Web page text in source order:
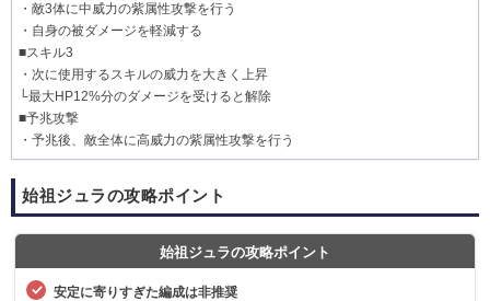
・敵3体に中威力の紫属性攻撃を行う
・自身の被ダメージを軽減する
■スキル3
・次に使用するスキルの威力を大きく上昇
└最大HP12%分のダメージを受けると解除
■予兆攻撃
・予兆後、敵全体に高威力の紫属性攻撃を行う
始祖ジュラの攻略ポイント
始祖ジュラの攻略ポイント
安定に寄りすぎた編成は非推奨